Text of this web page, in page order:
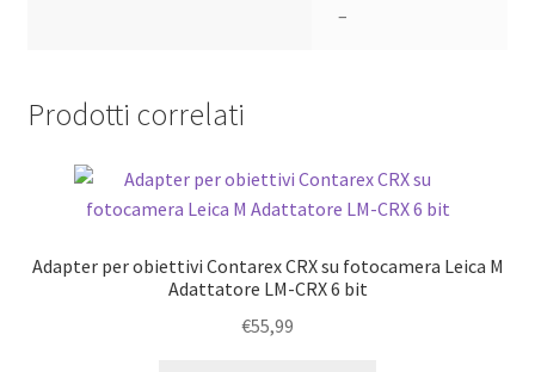
–
Prodotti correlati
Adapter per obiettivi Contarex CRX su fotocamera Leica M
Adattatore LM-CRX 6 bit
€55,99